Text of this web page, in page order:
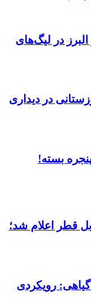
در لیگ‌های
در دیداری
بسته!
قطر اعلام شد؛
رویکردی